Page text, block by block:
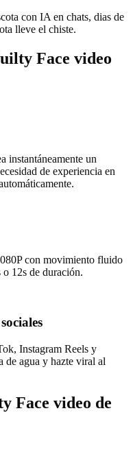
con IA en chats, dias de
lleve el chiste.
Face video
instantáneamente un
de experiencia en
con movimiento fluido
12s de duración.
Instagram Reels y
de agua y hazte viral al
Face video de